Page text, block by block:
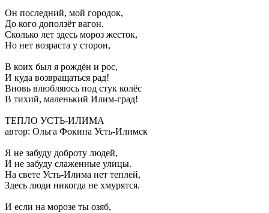
Он последний, мой городок,
До кого доползёт вагон.
Сколько лет здесь мороз жесток,
Но нет возраста у сторон,
В коих был я рождён и рос,
И куда возвращаться рад!
Вновь влюбляюсь под стук колёс
В тихий, маленький Илим-град!
ТЕПЛО УСТЬ-ИЛИМА
автор: Ольга Фокина Усть-Илимск
Я не забуду доброту людей,
И не забуду слаженные улицы.
На свете Усть-Илима нет теплей,
Здесь люди никогда не хмурятся.
И если на морозе ты озяб,